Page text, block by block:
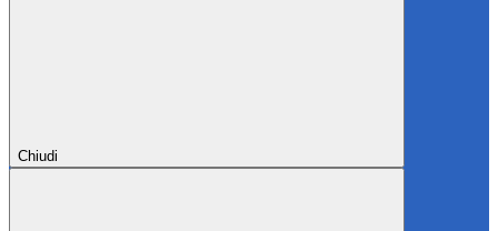
Chiudi